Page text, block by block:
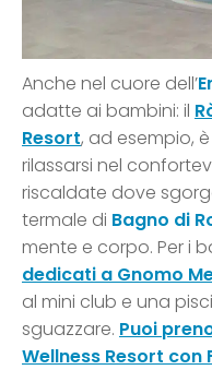
Anche nel cuore dell’
adatte ai bambini: il
Resort, ad esempio,
rilassarsi nel
riscaldate dove
termale di Bagno di
mente e corpo. Per i
dedicati a Gnomo
al mini club e una
sguazzare. Puoi
Wellness Resort con